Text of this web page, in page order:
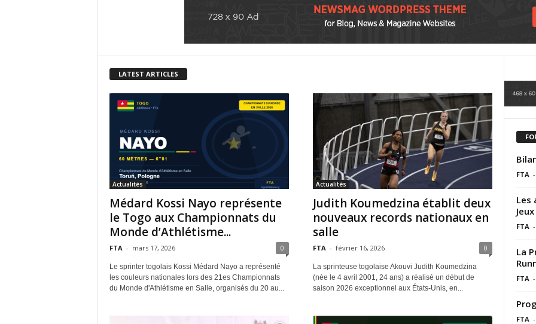
LATEST ARTICLES
Actualités
Médard Kossi Nayo représente
le Togo aux Championnats du
Monde d’Athlétisme...
FTA - mars 17, 2026 0
Le sprinter togolais Kossi Médard Nayo a représenté
les couleurs nationales lors des 21es Championnats
du Monde d'Athlétisme en Salle, organisés du 20 au...
Actualités
Judith Koumedzina établit deux
nouveaux records nationaux en
salle
FTA - février 16, 2026 0
La sprinteuse togolaise Akouvi Judith Koumedzina
(née le 4 avril 2001, 24 ans) a réalisé un début de
saison 2026 exceptionnel aux États-Unis, en...
FTA -
Les
FTA -
La
FTA -
FTA -